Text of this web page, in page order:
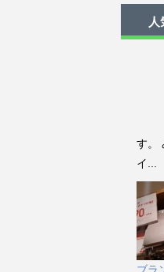
す。
イ...